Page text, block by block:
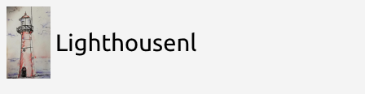
Naar
de
inhoud
springen